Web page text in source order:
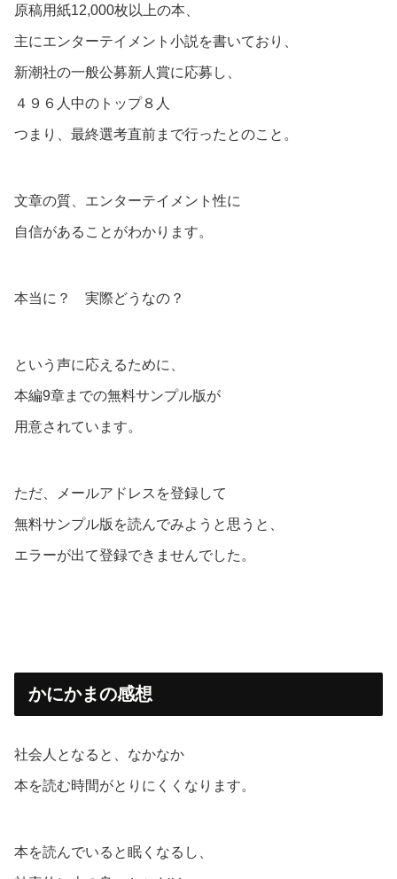
原稿用紙12,000枚以上の本、
主にエンターテイメント小説を書いており、
新潮社の一般公募新人賞に応募し、
４９６人中のトップ８人
つまり、最終選考直前まで行ったとのこと。
文章の質、エンターテイメント性に
自信があることがわかります。
本当に？ 実際どうなの？
という声に応えるために、
本編9章までの無料サンプル版が
用意されています。
ただ、メールアドレスを登録して
無料サンプル版を読んでみようと思うと、
エラーが出て登録できませんでした。
かにかまの感想
社会人となると、なかなか
本を読む時間がとりにくくなります。
本を読んでいると眠くなるし、